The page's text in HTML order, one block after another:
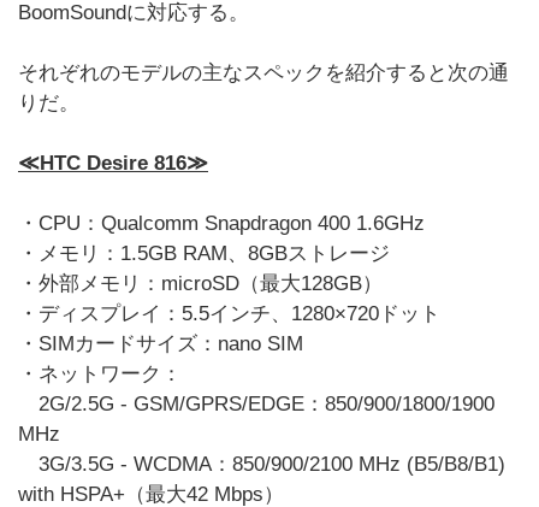
BoomSoundに対応する。
それぞれのモデルの主なスペックを紹介すると次の通
りだ。
≪HTC Desire 816≫
・CPU：Qualcomm Snapdragon 400 1.6GHz
・メモリ：1.5GB RAM、8GBストレージ
・外部メモリ：microSD（最大128GB）
・ディスプレイ：5.5インチ、1280×720ドット
・SIMカードサイズ：nano SIM
・ネットワーク：
2G/2.5G - GSM/GPRS/EDGE：850/900/1800/1900
MHz
3G/3.5G - WCDMA：850/900/2100 MHz (B5/B8/B1)
with HSPA+（最大42 Mbps）